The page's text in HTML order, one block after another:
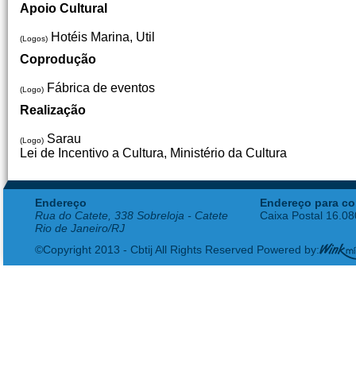
Apoio Cultural
(Logos) Hotéis Marina, Util
Coprodução
(Logo) Fábrica de eventos
Realização
(Logo) Sarau
Lei de Incentivo a Cultura, Ministério da Cultura
Endereço
Rua do Catete, 338 Sobreloja - Catete
Rio de Janeiro/RJ
Endereço para
Caixa Postal
©Copyright 2013 - Cbtij All Rights Reserved Powered by: